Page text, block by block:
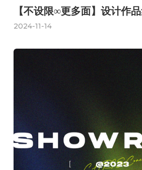
【不设限∞更多面】设计作
2024-11-14